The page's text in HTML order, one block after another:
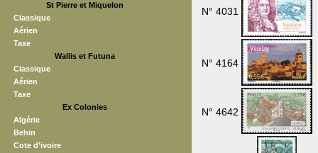
St Pierre et Miquelon
Classique
Aérien
Taxe
Wallis et Futuna
Classique
Aérien
Taxe
Ex Colonies
Algérie
Behin
Cote d'ivoire
N° 4031
N° 4164
N° 4642